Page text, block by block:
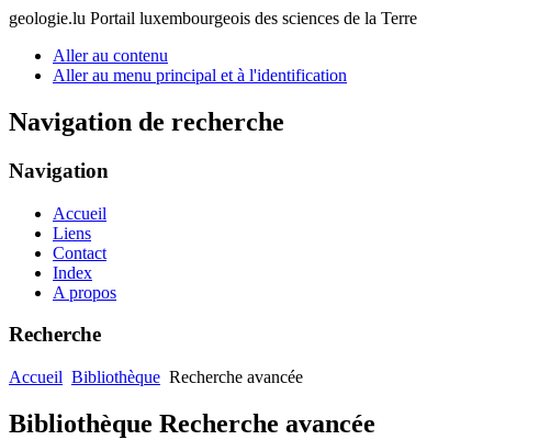
geologie.lu Portail luxembourgeois des sciences de la Terre
Aller au contenu
Aller au menu principal et à l'identification
Navigation de recherche
Navigation
Accueil
Liens
Contact
Index
A propos
Recherche
Accueil Bibliothèque Recherche avancée
Bibliothèque Recherche avancée